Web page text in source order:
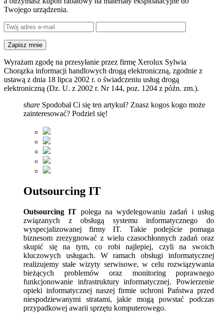
Twojego urządzenia.
Wyrażam zgodę na przesyłanie przez firmę Xerolux Sylwia
Chorązka informacji handlowych drogą elektroniczną, zgodnie z
ustawą z dnia 18 lipca 2002 r. o świadczeniu usług drogą
elektroniczną (Dz. U. z 2002 r. Nr 144, poz. 1204 z późn. zm.).
share Spodobał Ci się ten artykuł? Znasz kogos kogo może
zainteresować? Podziel się!
Outsourcing IT
Outsourcing IT polega na wydelegowaniu zadań i usług
związanych z obsługą systemu informatycznego do
wyspecjalizowanej firmy IT. Takie podejście pomaga
biznesom zrezygnować z wielu czasochłonnych zadań oraz
skupić się na tym, co robi najlepiej, czyli na swoich
kluczowych usługach. W ramach obsługi informatycznej
realizujemy stałe wizyty serwisowe, w celu rozwiązywania
bieżących problemów oraz monitoring poprawnego
funkcjonowanie infrastruktury informatycznej. Powierzenie
opieki informatycznej naszej firmie uchroni Państwa przed
niespodziewanymi stratami, jakie mogą powstać podczas
przypadkowej awarii sprzętu komputerowego.